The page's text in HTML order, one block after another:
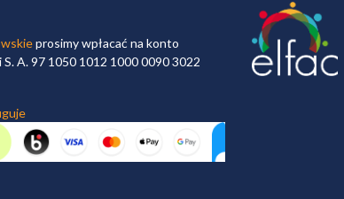
prosimy wpłacać na konto
S. A. 97 1050 1012 1000 0090 3022